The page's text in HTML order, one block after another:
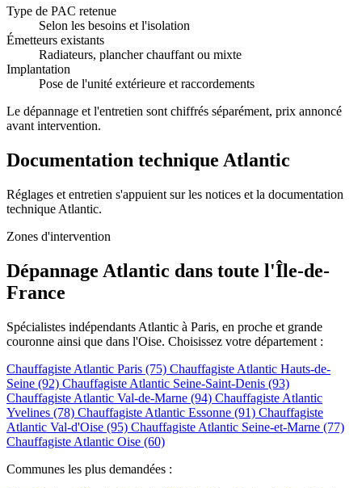
Type de PAC retenue
Selon les besoins et l'isolation
Émetteurs existants
Radiateurs, plancher chauffant ou mixte
Implantation
Pose de l'unité extérieure et raccordements
Le dépannage et l'entretien sont chiffrés séparément, prix annoncé
avant intervention.
Documentation technique Atlantic
Réglages et entretien s'appuient sur les notices et la documentation
technique Atlantic.
Zones d'intervention
Dépannage Atlantic dans toute l'Île-de-
France
Spécialistes indépendants Atlantic à Paris, en proche et grande
couronne ainsi que dans l'Oise. Choisissez votre département :
Chauffagiste Atlantic Paris (75) Chauffagiste Atlantic Hauts-de-
Seine (92) Chauffagiste Atlantic Seine-Saint-Denis (93)
Chauffagiste Atlantic Val-de-Marne (94) Chauffagiste Atlantic
Yvelines (78) Chauffagiste Atlantic Essonne (91) Chauffagiste
Atlantic Val-d'Oise (95) Chauffagiste Atlantic Seine-et-Marne (77)
Chauffagiste Atlantic Oise (60)
Communes les plus demandées :